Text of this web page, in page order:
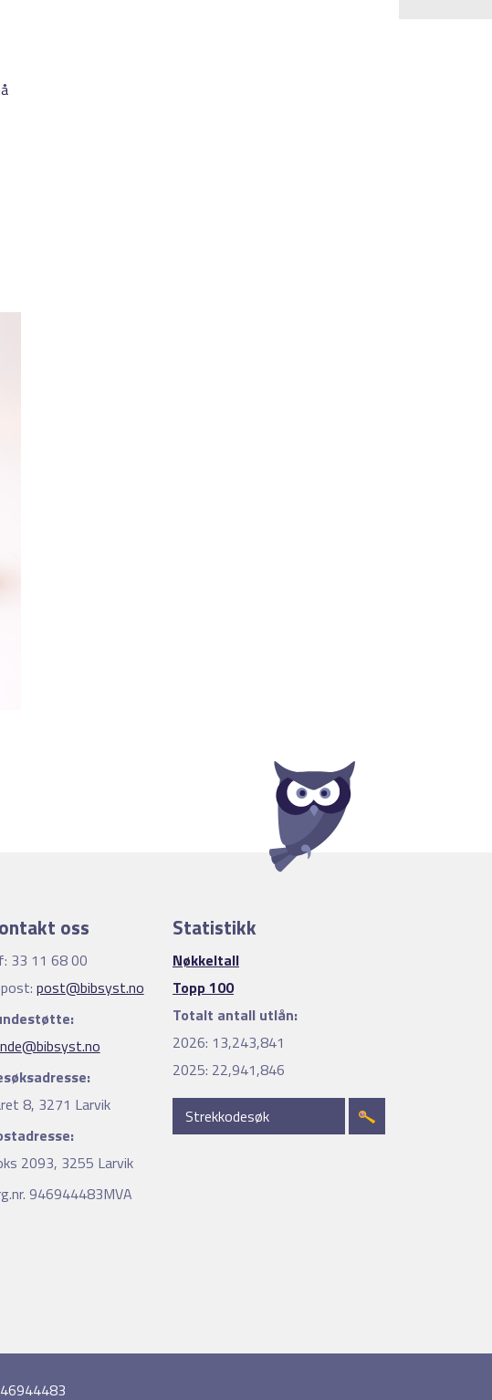
oss
33 11 68 00
post@bibsyst.no
8, 3271 Larvik
2093, 3255 Larvik
946944483MVA
Statistikk
Nøkkeltall
Topp 100
Totalt antall utlån:
2026: 13,243,841
2025: 22,941,846